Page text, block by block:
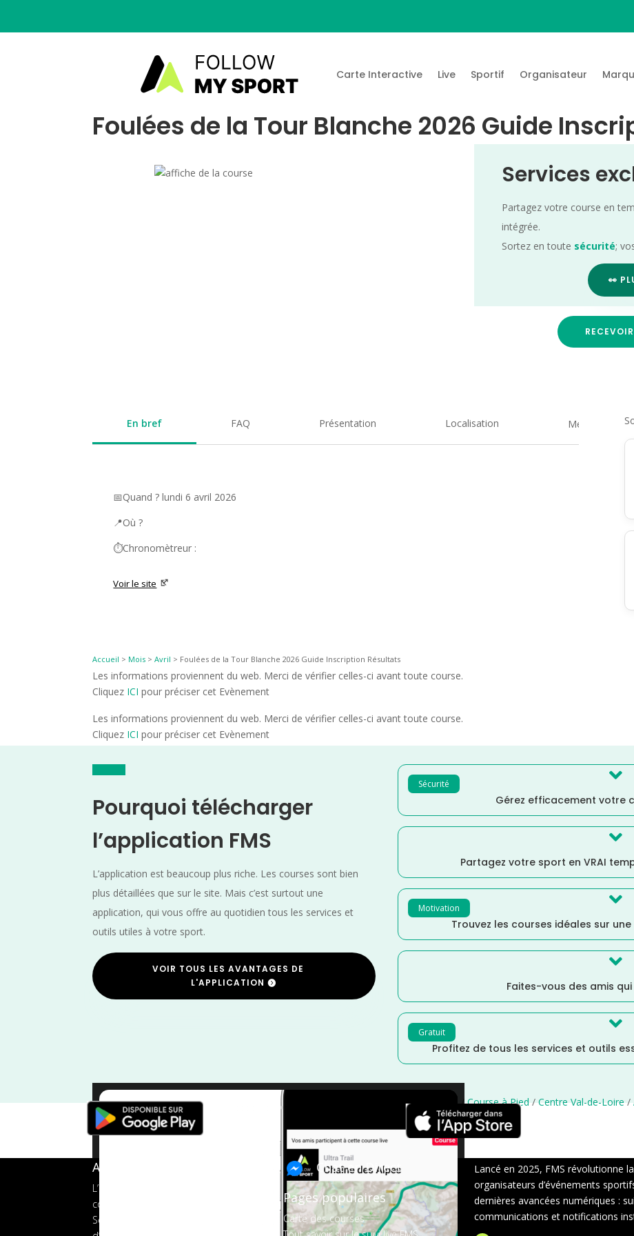
Carte Interactive Live Sportif Organisateur
Foulées de la Tour Blanche 2026 Guide
Services
Partagez votre course en
intégrée.
Sortez en toute sécurité;
👀
En bref FAQ Présentation Localisation Medias
📅Quand ? lundi 6 avril 2026
📍Où ?
⏱️Chronomètreur :
Voir le site
Accueil > Mois >Avril > Foulées de la Tour Blanche 2026 Guide Inscription Résultats
Les informations proviennent du web. Merci de vérifier celles-ci avant toute course.
Cliquez ICI pour préciser cet Evènement
Les informations proviennent du web. Merci de vérifier celles-ci avant toute course.
Cliquez ICI pour préciser cet Evènement
Pourquoi télécharger
l’application FMS
L’application est beaucoup plus riche. Les courses sont bien
plus détaillées que sur le site. Mais c’est surtout une
application, qui vous offre au quotidien tous les services et
outils utiles à votre sport.
VOIR TOUS LES AVANTAGES DE
L'APPLICATION
Sécurité 
Gérez efficacement votre

Partagez votre sport en VRAI
Motivation 
Trouvez les courses idéales sur

Faites-vous des amis
Gratuit 
Profitez de tous les services et outils
×
Indre Distance Faible courses/Course à Pied/Centre Val-de-Loire/
A propos de FMS
L’application tout-en-un pour les
coureurs
Services aux organisateurs
Chat en Direct
Pages populaires
Carte des courses
Lancé en 2025, FMS révolutionne
organisateurs d’événements
dernières avancées numériques :
communications et notifications